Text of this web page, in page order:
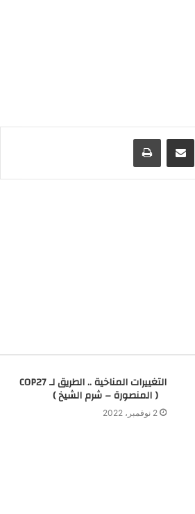
التغييرات المناخية .. الطريق لـ COP27
( المنصورة – شرم الشيخ )
2 نوفمبر، 2022